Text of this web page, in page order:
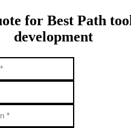
for Best Path tool
development